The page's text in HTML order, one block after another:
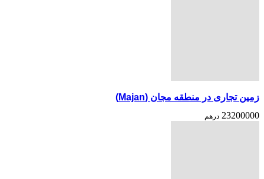
زمین تجاری در منطقه مجان (Majan)
23200000 درهم